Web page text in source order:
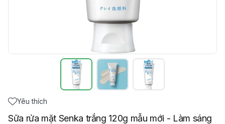
Yêu thích
Sữa rửa mặt Senka trắng 120g mẫu mới - Làm sáng